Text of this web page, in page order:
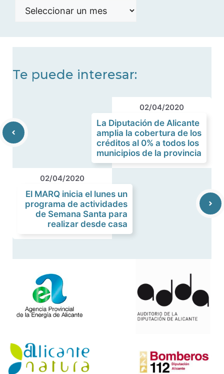
Histórico
Te puede interesar:
02/04/2020
La Diputación de Alicante
amplia la cobertura de los
créditos al 0% a todos los
municipios de la provincia
02/04/2020
El MARQ inicia el lunes un
programa de actividades
de Semana Santa para
realizar desde casa